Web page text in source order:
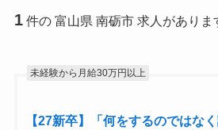
1 件の 富山県 南砺市 求人がありま
未経験から月給30万円以上
【27新卒】「何をするのではな